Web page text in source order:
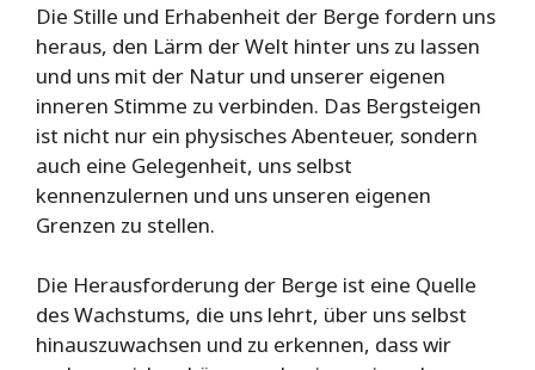
Die Stille und Erhabenheit der Berge fordern uns
heraus, den Lärm der Welt hinter uns zu lassen
und uns mit der Natur und unserer eigenen
inneren Stimme zu verbinden. Das Bergsteigen
ist nicht nur ein physisches Abenteuer, sondern
auch eine Gelegenheit, uns selbst
kennenzulernen und uns unseren eigenen
Grenzen zu stellen.
Die Herausforderung der Berge ist eine Quelle
des Wachstums, die uns lehrt, über uns selbst
hinauszuwachsen und zu erkennen, dass wir